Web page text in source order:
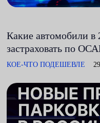
Какие автомобили в
застраховать по
КОЕ-ЧТО ПОДЕШЕВЛЕ